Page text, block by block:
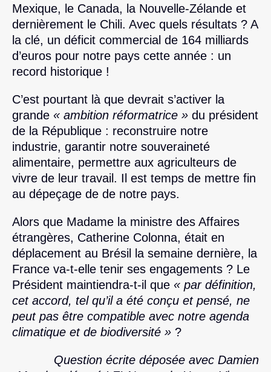
Mexique, le Canada, la Nouvelle-Zélande et
dernièrement le Chili. Avec quels résultats ? A
la clé, un déficit commercial de 164 milliards
d’euros pour notre pays cette année : un
record historique !
C’est pourtant là que devrait s’activer la
grande « ambition réformatrice » du président
de la République : reconstruire notre
industrie, garantir notre souveraineté
alimentaire, permettre aux agriculteurs de
vivre de leur travail. Il est temps de mettre fin
au dépeçage de de notre pays.
Alors que Madame la ministre des Affaires
étrangères, Catherine Colonna, était en
déplacement au Brésil la semaine dernière, la
France va-t-elle tenir ses engagements ? Le
Président maintiendra-t-il que « par définition,
cet accord, tel qu’il a été conçu et pensé, ne
peut pas être compatible avec notre agenda
climatique et de biodiversité » ?
Question écrite déposée avec Damien